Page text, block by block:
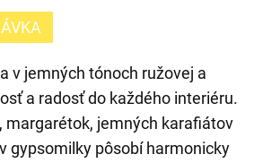
v jemných tónoch ružovej a
a radosť do každého interiéru.
margarétok, jemných karafiátov
gypsomilky pôsobí harmonicky